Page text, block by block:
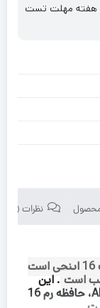
تمامی محصولات فروشگاه های‌تک شاپ دارای 2 هفته مهلت تست
محصول نظرات (0)
یک لپ‌تاپ 16 اینچی است
است . این
لپ‌تاپ دارای پردازنده AMD Ryzen 7 7735U، حافظه رم 16